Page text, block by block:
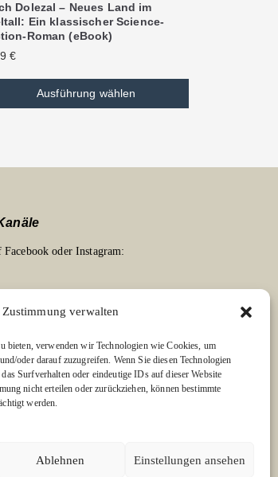
Zustimmung verwalten
bieten, verwenden wir Technologien wie Cookies, um
oder darauf zuzugreifen. Wenn Sie diesen Technologien
Surfverhalten oder eindeutige IDs auf dieser Website
nicht erteilen oder zurückziehen, können bestimmte
werden.
Ablehnen Einstellungen ansehen
Dolezal – Neues Land im
Ein klassischer Science-
Roman (eBook)
€
Ausführung wählen
oder Instagram:
Partnerverlagen